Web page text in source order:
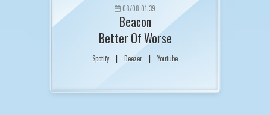
08/08 01:39
Beacon
Better Of Worse
Spotify | Deezer | Youtube